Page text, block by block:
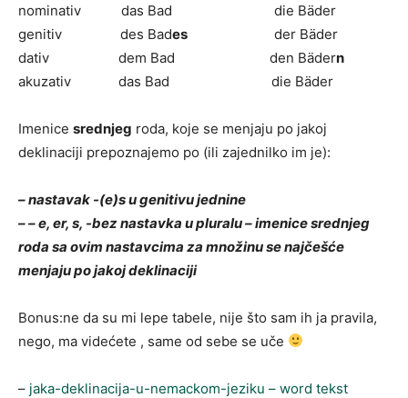
nominativ das Bad die Bäder
genitiv des Bades
der Bäder
dativ dem Bad den Bädern
akuzativ das Bad die Bäder
Imenice srednjeg roda, koje se menjaju po jakoj
deklinaciji prepoznajemo po (ili zajednilko im je):
– nastavak -(e)s u genitivu jednine
– – e, er, s, -bez nastavka u pluralu – imenice srednjeg
roda sa ovim nastavcima za množinu se najčešće
menjaju po jakoj deklinaciji
Bonus:ne da su mi lepe tabele, nije što sam ih ja pravila,
nego, ma videćete , same od sebe se uče
– jaka-deklinacija-u-nemackom-jeziku – word tekst